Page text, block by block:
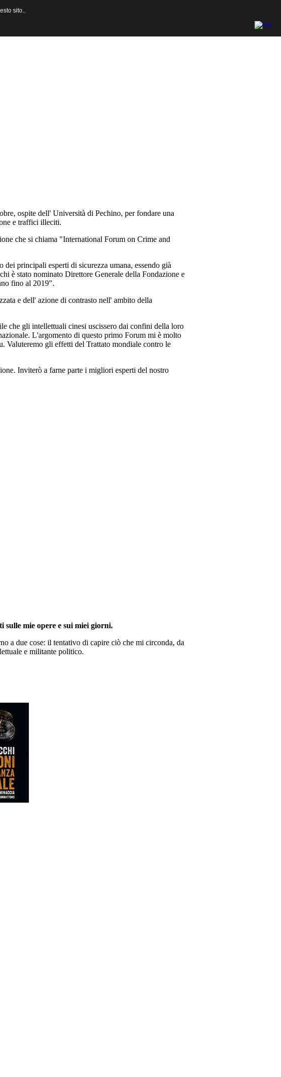
ospite dell' Università di Pechino, per fondare una
e traffici illeciti.
che si chiama "International Forum on Crime and
principali esperti di sicurezza umana, essendo già
è stato nominato Direttore Generale della Fondazione e
fino al 2019".
e dell' azione di contrasto nell' ambito della
che gli intellettuali cinesi uscissero dai confini della loro
L'argomento di questo primo Forum mi è molto
Valuteremo gli effetti del Trattato mondiale contro le
Inviterò a farne parte i migliori esperti del nostro
sulle mie opere e sui miei giorni.
a due cose: il tentativo di capire ciò che mi circonda, da
e militante politico.
sito..